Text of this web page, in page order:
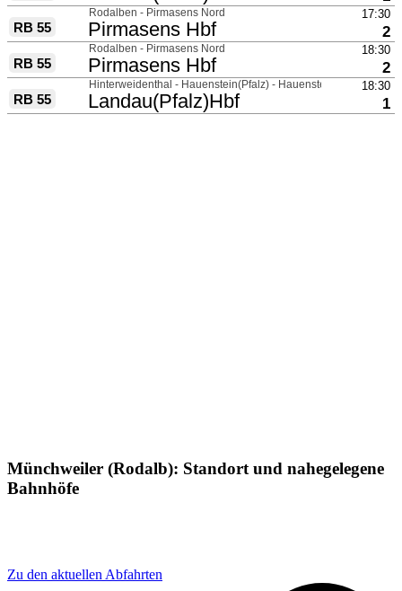
Münchweiler (Rodalb): Standort und nahegelegene
Bahnhöfe
Zu den aktuellen Abfahrten